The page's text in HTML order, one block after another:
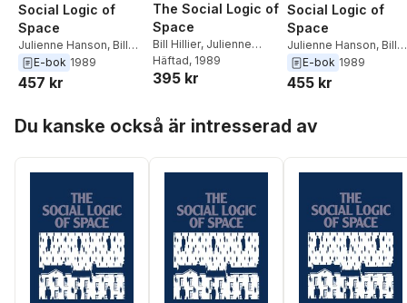
Social Logic of
Space
Julienne Hanson, Bill
HillierE-bok 1989
457 kr
The Social Logic of
Space
Bill Hillier, Julienne
Hanson
Häftad, 1989
395 kr
Social Logic of
Space
Julienne Hanson, Bill
HillierE-bok 1989
455 kr
Du kanske också är intresserad av